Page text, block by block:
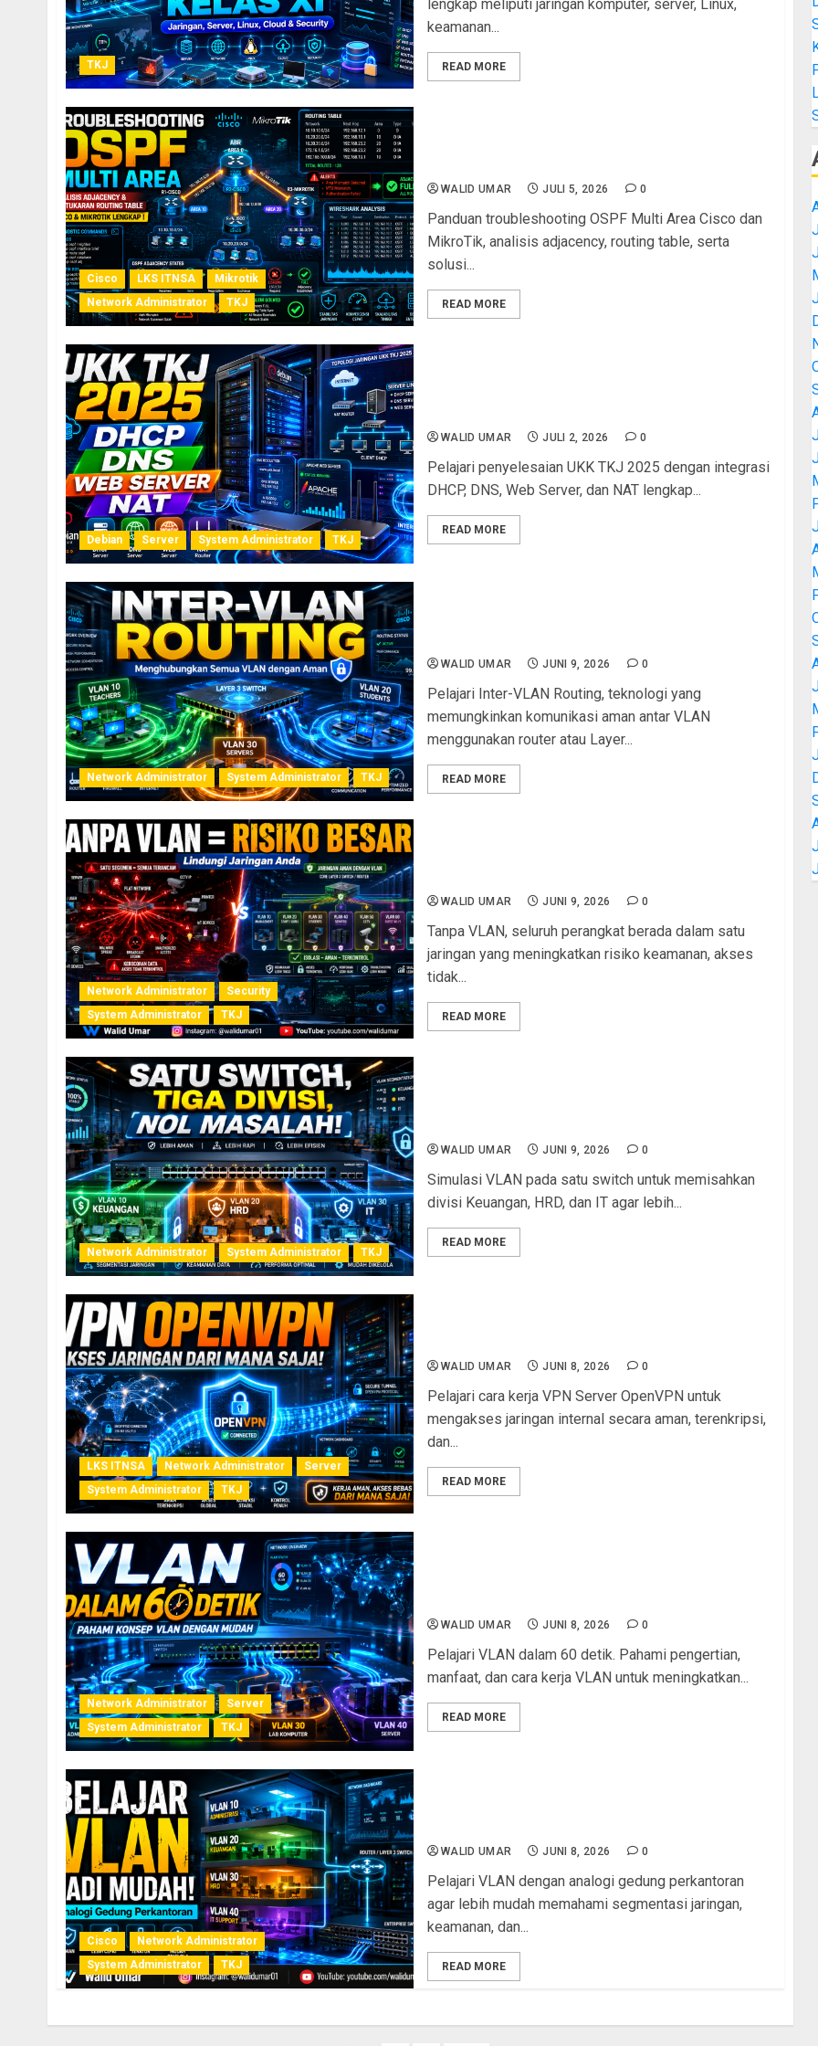
TKJ
lengkap meliputi jaringan komputer, server, Linux,
keamanan...
READ MORE
Cisco LKS ITNSA
Mikrotik
Network Administrator
TKJ
WALID UMAR JULI 5, 2026 0
Panduan troubleshooting OSPF Multi Area Cisco dan
MikroTik, analisis adjacency, routing table, serta
solusi...
READ MORE
Debian Server System Administrator TKJ
WALID UMAR JULI 2, 2026 0
Pelajari penyelesaian UKK TKJ 2025 dengan integrasi
DHCP, DNS, Web Server, dan NAT lengkap...
READ MORE
Network Administrator System Administrator TKJ
WALID UMAR JUNI 9, 2026 0
Pelajari Inter-VLAN Routing, teknologi yang
memungkinkan komunikasi aman antar VLAN
menggunakan router atau Layer...
READ MORE
Network Administrator
Security
System Administrator
TKJ
WALID UMAR JUNI 9, 2026 0
Tanpa VLAN, seluruh perangkat berada dalam satu
jaringan yang meningkatkan risiko keamanan, akses
tidak...
READ MORE
Network Administrator System Administrator TKJ
WALID UMAR JUNI 9, 2026 0
Simulasi VLAN pada satu switch untuk memisahkan
divisi Keuangan, HRD, dan IT agar lebih...
READ MORE
LKS ITNSA Network Administrator
Server
System Administrator
TKJ
WALID UMAR JUNI 8, 2026 0
Pelajari cara kerja VPN Server OpenVPN untuk
mengakses jaringan internal secara aman, terenkripsi,
dan...
READ MORE
Network Administrator
Server
System Administrator
TKJ
WALID UMAR JUNI 8, 2026 0
Pelajari VLAN dalam 60 detik. Pahami pengertian,
manfaat, dan cara kerja VLAN untuk meningkatkan...
READ MORE
Cisco
Network Administrator
System Administrator
TKJ
WALID UMAR JUNI 8, 2026 0
Pelajari VLAN dengan analogi gedung perkantoran
agar lebih mudah memahami segmentasi jaringan,
keamanan, dan...
READ MORE